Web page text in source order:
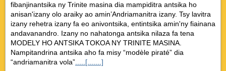
fibanjinantsika ny Trinite masina dia mampiditra antsika ho
anisan'izany olo araiky ao amin’Andriamanitra izany. Tsy lavitra
izany rehetra izany fa eo anivontsika, entintsika amin'ny fiainana
andavanandro. Izany no nahatonga antsika nilaza fa tena
MODELY HO ANTSIKA TOKOA NY TRINITE MASINA.
Nampitandrina antsika aho fa misy “modèle piraté” dia
“andriamanitra vola” .....[.......]